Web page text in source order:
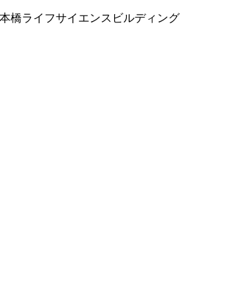
ライフサイエンスビルディング